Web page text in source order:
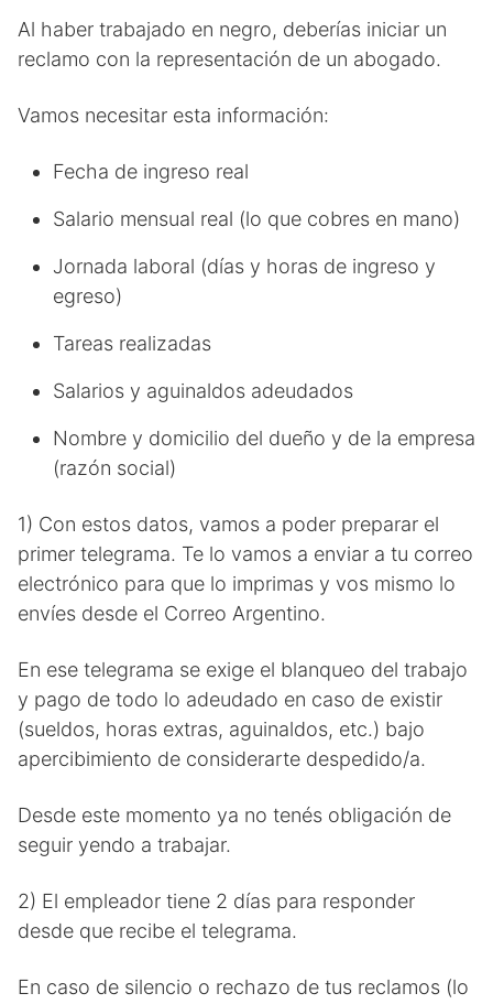
Al haber trabajado en negro, deberías iniciar un
reclamo con la representación de un abogado.
Vamos necesitar esta información:
Fecha de ingreso real
Salario mensual real (lo que cobres en mano)
Jornada laboral (días y horas de ingreso y
egreso)
Tareas realizadas
Salarios y aguinaldos adeudados
Nombre y domicilio del dueño y de la empresa
(razón social)
1) Con estos datos, vamos a poder preparar el
primer telegrama. Te lo vamos a enviar a tu correo
electrónico para que lo imprimas y vos mismo lo
envíes desde el Correo Argentino.
En ese telegrama se exige el blanqueo del trabajo
y pago de todo lo adeudado en caso de existir
(sueldos, horas extras, aguinaldos, etc.) bajo
apercibimiento de considerarte despedido/a.
Desde este momento ya no tenés obligación de
seguir yendo a trabajar.
2) El empleador tiene 2 días para responder
desde que recibe el telegrama.
En caso de silencio o rechazo de tus reclamos (lo